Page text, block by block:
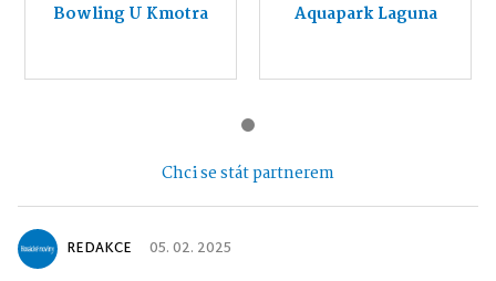
Bowling U Kmotra Aquapark Laguna
Chci se stát partnerem
REDAKCE 05. 02. 2025